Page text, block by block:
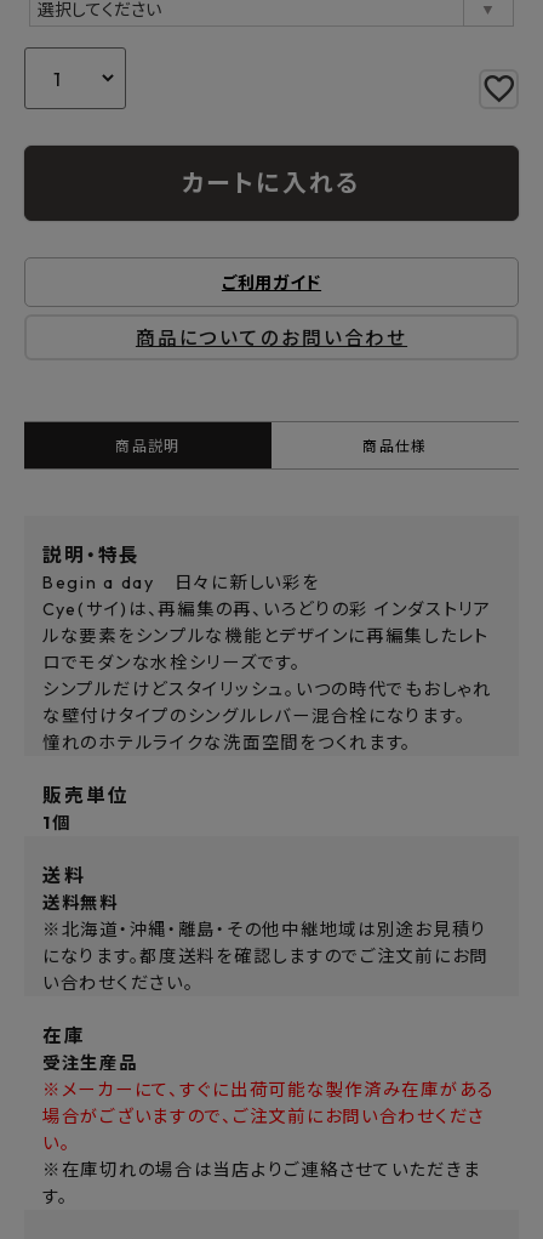
カートに入れる
ご利用ガイド
商品についてのお問い合わせ
商品説明 商品仕様
説明・特長
Begin a day 日々に新しい彩を
Cye(サイ)は、再編集の再、いろどりの彩 インダストリア
ルな要素をシンプルな機能とデザインに再編集したレト
ロでモダンな水栓シリーズです。
シンプルだけどスタイリッシュ。いつの時代でもおしゃれ
な壁付けタイプのシングルレバー混合栓になります。
憧れのホテルライクな洗面空間をつくれます。
販売単位
1個
送料
送料無料
※北海道・沖縄・離島・その他中継地域は別途お見積り
になります。都度送料を確認しますのでご注文前にお問
い合わせください。
在庫
受注生産品
※メーカーにて、すぐに出荷可能な製作済み在庫がある
場合がございますので、ご注文前にお問い合わせくださ
い。
※在庫切れの場合は当店よりご連絡させていただきま
す。